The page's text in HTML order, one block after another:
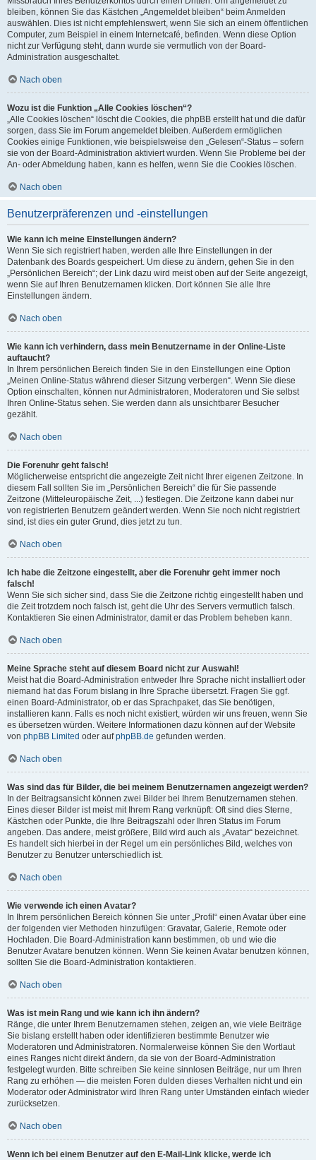
bleiben, können Sie das Kästchen „Angemeldet bleiben“ beim Anmelden
auswählen. Dies ist nicht empfehlenswert, wenn Sie sich an einem öffentlichen
Computer, zum Beispiel in einem Internetcafé, befinden. Wenn diese Option
nicht zur Verfügung steht, dann wurde sie vermutlich von der Board-
Administration ausgeschaltet.
Nach oben
Wozu ist die Funktion „Alle Cookies löschen“?
„Alle Cookies löschen“ löscht die Cookies, die phpBB erstellt hat und die dafür
sorgen, dass Sie im Forum angemeldet bleiben. Außerdem ermöglichen
Cookies einige Funktionen, wie beispielsweise den „Gelesen“-Status – sofern
sie von der Board-Administration aktiviert wurden. Wenn Sie Probleme bei der
An- oder Abmeldung haben, kann es helfen, wenn Sie die Cookies löschen.
Nach oben
Benutzerpräferenzen und -einstellungen
Wie kann ich meine Einstellungen ändern?
Wenn Sie sich registriert haben, werden alle Ihre Einstellungen in der
Datenbank des Boards gespeichert. Um diese zu ändern, gehen Sie in den
„Persönlichen Bereich“; der Link dazu wird meist oben auf der Seite angezeigt,
wenn Sie auf Ihren Benutzernamen klicken. Dort können Sie alle Ihre
Einstellungen ändern.
Nach oben
Wie kann ich verhindern, dass mein Benutzername in der Online-Liste
auftaucht?
In Ihrem persönlichen Bereich finden Sie in den Einstellungen eine Option
„Meinen Online-Status während dieser Sitzung verbergen“. Wenn Sie diese
Option einschalten, können nur Administratoren, Moderatoren und Sie selbst
Ihren Online-Status sehen. Sie werden dann als unsichtbarer Besucher
gezählt.
Nach oben
Die Forenuhr geht falsch!
Möglicherweise entspricht die angezeigte Zeit nicht Ihrer eigenen Zeitzone. In
diesem Fall sollten Sie im „Persönlichen Bereich“ die für Sie passende
Zeitzone (Mitteleuropäische Zeit, ...) festlegen. Die Zeitzone kann dabei nur
von registrierten Benutzern geändert werden. Wenn Sie noch nicht registriert
sind, ist dies ein guter Grund, dies jetzt zu tun.
Nach oben
Ich habe die Zeitzone eingestellt, aber die Forenuhr geht immer noch
falsch!
Wenn Sie sich sicher sind, dass Sie die Zeitzone richtig eingestellt haben und
die Zeit trotzdem noch falsch ist, geht die Uhr des Servers vermutlich falsch.
Kontaktieren Sie einen Administrator, damit er das Problem beheben kann.
Nach oben
Meine Sprache steht auf diesem Board nicht zur Auswahl!
Meist hat die Board-Administration entweder Ihre Sprache nicht installiert oder
niemand hat das Forum bislang in Ihre Sprache übersetzt. Fragen Sie ggf.
einen Board-Administrator, ob er das Sprachpaket, das Sie benötigen,
installieren kann. Falls es noch nicht existiert, würden wir uns freuen, wenn Sie
es übersetzen würden. Weitere Informationen dazu können auf der Website
von phpBB Limited oder aufphpBB.de gefunden werden.
Nach oben
Was sind das für Bilder, die bei meinem Benutzernamen angezeigt werden?
In der Beitragsansicht können zwei Bilder bei Ihrem Benutzernamen stehen.
Eines dieser Bilder ist meist mit Ihrem Rang verknüpft: Oft sind dies Sterne,
Kästchen oder Punkte, die Ihre Beitragszahl oder Ihren Status im Forum
angeben. Das andere, meist größere, Bild wird auch als „Avatar“ bezeichnet.
Es handelt sich hierbei in der Regel um ein persönliches Bild, welches von
Benutzer zu Benutzer unterschiedlich ist.
Nach oben
Wie verwende ich einen Avatar?
In Ihrem persönlichen Bereich können Sie unter „Profil“ einen Avatar über eine
der folgenden vier Methoden hinzufügen: Gravatar, Galerie, Remote oder
Hochladen. Die Board-Administration kann bestimmen, ob und wie die
Benutzer Avatare benutzen können. Wenn Sie keinen Avatar benutzen können,
sollten Sie die Board-Administration kontaktieren.
Nach oben
Was ist mein Rang und wie kann ich ihn ändern?
Ränge, die unter Ihrem Benutzernamen stehen, zeigen an, wie viele Beiträge
Sie bislang erstellt haben oder identifizieren bestimmte Benutzer wie
Moderatoren und Administratoren. Normalerweise können Sie den Wortlaut
eines Ranges nicht direkt ändern, da sie von der Board-Administration
festgelegt wurden. Bitte schreiben Sie keine sinnlosen Beiträge, nur um Ihren
Rang zu erhöhen — die meisten Foren dulden dieses Verhalten nicht und ein
Moderator oder Administrator wird Ihren Rang unter Umständen einfach wieder
zurücksetzen.
Nach oben
Wenn ich bei einem Benutzer auf den E-Mail-Link klicke, werde ich